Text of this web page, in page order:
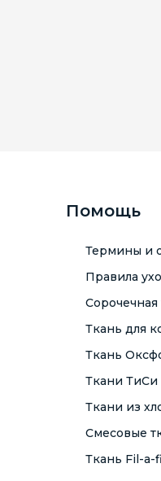
Помощь
Термины и
Правила
Сорочечная
Ткань для
Ткань
Ткани ТиСи
Ткани из
Смесовые
Ткань Fil-a-